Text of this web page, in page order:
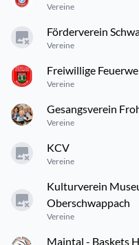
Vereine
Förderverein
Vereine
Freiwillige
Vereine
Gesangsverein
Vereine
KCV
Vereine
Kulturverein
Oberschwappach
Vereine
Maintal - Baskets